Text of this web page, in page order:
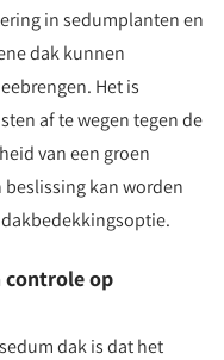
in sedumplanten en
dak kunnen
Het is
af te wegen tegen de
van een groen
kan worden
controle op
dak is dat het